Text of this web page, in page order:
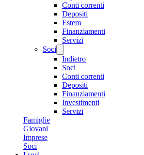
Conti correnti
Depositi
Estero
Finanziamenti
Servizi
Soci
Indietro
Soci
Conti correnti
Depositi
Finanziamenti
Investimenti
Servizi
Famiglie
Giovani
Imprese
Soci